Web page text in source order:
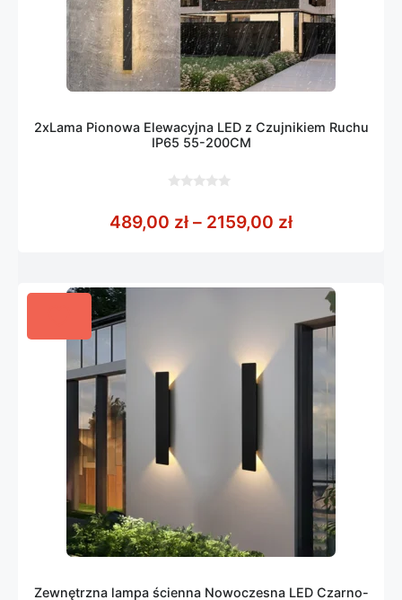
2xLama Pionowa Elewacyjna LED z Czujnikiem Ruchu
IP65 55-200CM
5
489,00 zł – 2159,00 złZakres cen:
Zewnętrzna lampa ścienna Nowoczesna LED Czarno-